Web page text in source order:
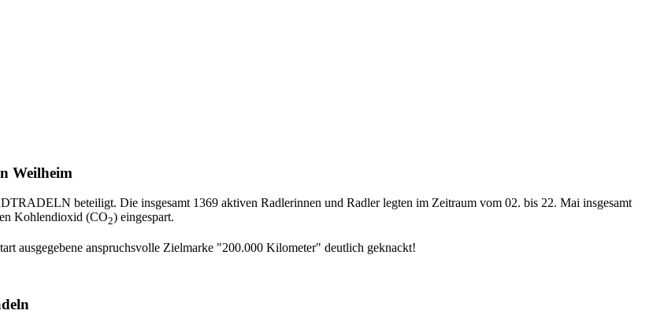
Weilheim
beteiligt. Die insgesamt 1369 aktiven Radlerinnen und Radler legten im Zeitraum vom 02. bis 22. Mai insgesamt
Kohlendioxid (CO2) eingespart.
ausgegebene anspruchsvolle Zielmarke "200.000 Kilometer" deutlich geknackt!